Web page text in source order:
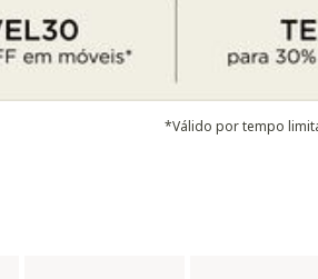
*Válido por tempo